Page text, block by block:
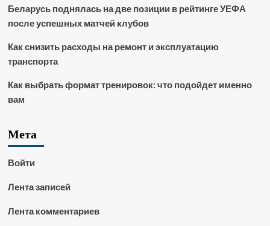
Беларусь поднялась на две позиции в рейтинге УЕФА
после успешных матчей клубов
Как снизить расходы на ремонт и эксплуатацию
транспорта
Как выбрать формат тренировок: что подойдет именно
вам
Мета
Войти
Лента записей
Лента комментариев